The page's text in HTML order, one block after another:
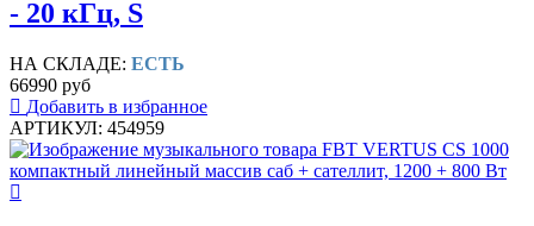
- 20 кГц, S
НА СКЛАДЕ: ЕСТЬ
66990 руб
Добавить в избранное
АРТИКУЛ: 454959